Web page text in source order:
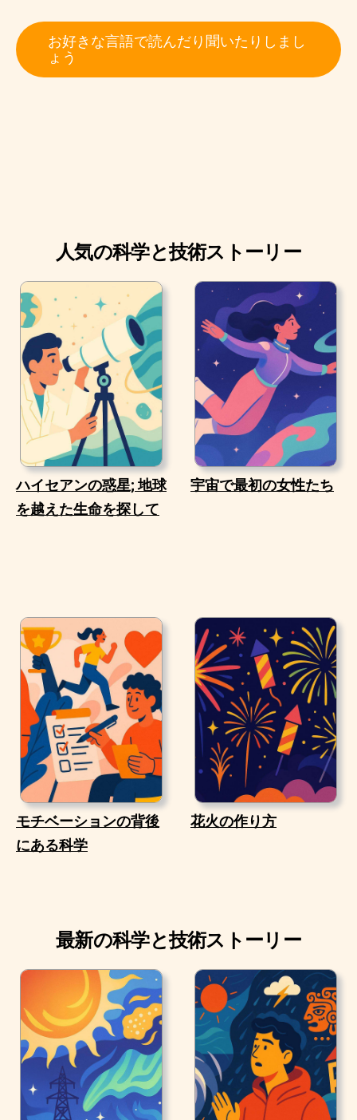
お好きな言語で読んだり聞いたりしまし
ょう
人気の科学と技術ストーリー
ハイセアンの惑星; 地球
を越えた生命を探して
宇宙で最初の女性たち
モチベーションの背後
にある科学
花火の作り方
最新の科学と技術ストーリー